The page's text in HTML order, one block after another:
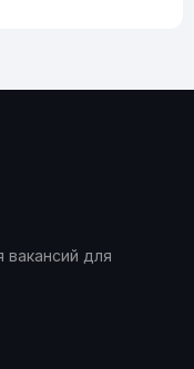
вакансий для